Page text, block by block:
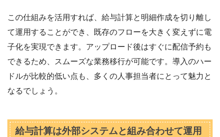
この仕組みを活用すれば、給与計算と明細作成を切り離し
て運用することができ、既存のフローを大きく変えずに電
子化を実現できます。アップロード後はすぐに配信予約も
できるため、スムーズな業務移行が可能です。導入のハー
ドルが比較的低い点も、多くの人事担当者にとって魅力と
なるでしょう。
給与計算は外部システムと組み合わせて運用